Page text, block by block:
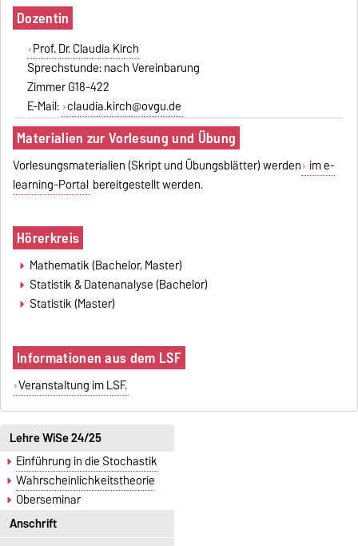
Dozentin
Prof. Dr. Claudia Kirch
Sprechstunde: nach Vereinbarung
Zimmer G18-422
E-Mail: claudia.kirch@ovgu.de
Materialien zur Vorlesung und Übung
Vorlesungsmaterialien (Skript und Übungsblätter) werden im e-
learning-Portal bereitgestellt werden.
Hörerkreis
Mathematik (Bachelor, Master)
Statistik & Datenanalyse (Bachelor)
Statistik (Master)
Informationen aus dem LSF
Veranstaltung im LSF.
Lehre WiSe 24/25
Einführung in die Stochastik
Wahrscheinlichkeitstheorie
Oberseminar
Anschrift